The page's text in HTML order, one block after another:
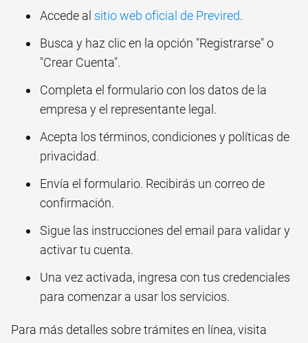
Accede al sitio web oficial de Previred.
Busca y haz clic en la opción "Registrarse" o
"Crear Cuenta".
Completa el formulario con los datos de la
empresa y el representante legal.
Acepta los términos, condiciones y políticas de
privacidad.
Envía el formulario. Recibirás un correo de
confirmación.
Sigue las instrucciones del email para validar y
activar tu cuenta.
Una vez activada, ingresa con tus credenciales
para comenzar a usar los servicios.
Para más detalles sobre trámites en línea, visita